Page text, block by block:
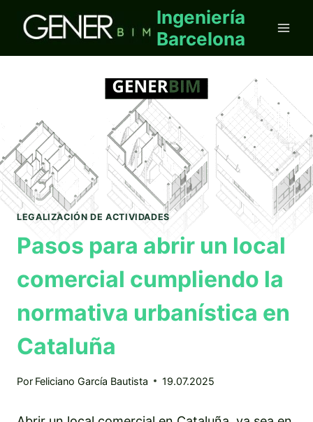
Ingeniería
Barcelona
LEGALIZACIÓN DE ACTIVIDADES
Pasos para abrir un local
comercial cumpliendo la
normativa urbanística en
Cataluña
Por Feliciano García Bautista 19.07.2025